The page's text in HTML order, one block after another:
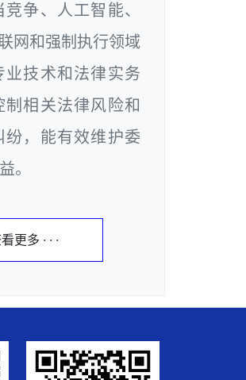
争、人工智能、
网和强制执行领域
技术和法律实务
相关法律风险和
，能有效维护委
。
看更多 · · ·